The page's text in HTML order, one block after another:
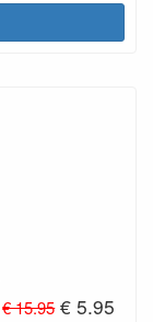
€ 15.95 € 5.95